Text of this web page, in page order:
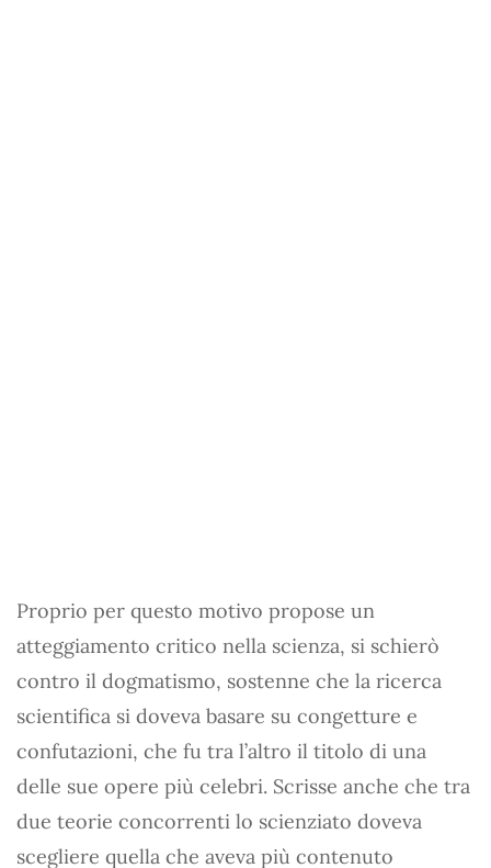
Proprio per questo motivo propose un
atteggiamento critico nella scienza, si schierò
contro il dogmatismo, sostenne che la ricerca
scientifica si doveva basare su congetture e
confutazioni, che fu tra l’altro il titolo di una
delle sue opere più celebri. Scrisse anche che tra
due teorie concorrenti lo scienziato doveva
scegliere quella che aveva più contenuto